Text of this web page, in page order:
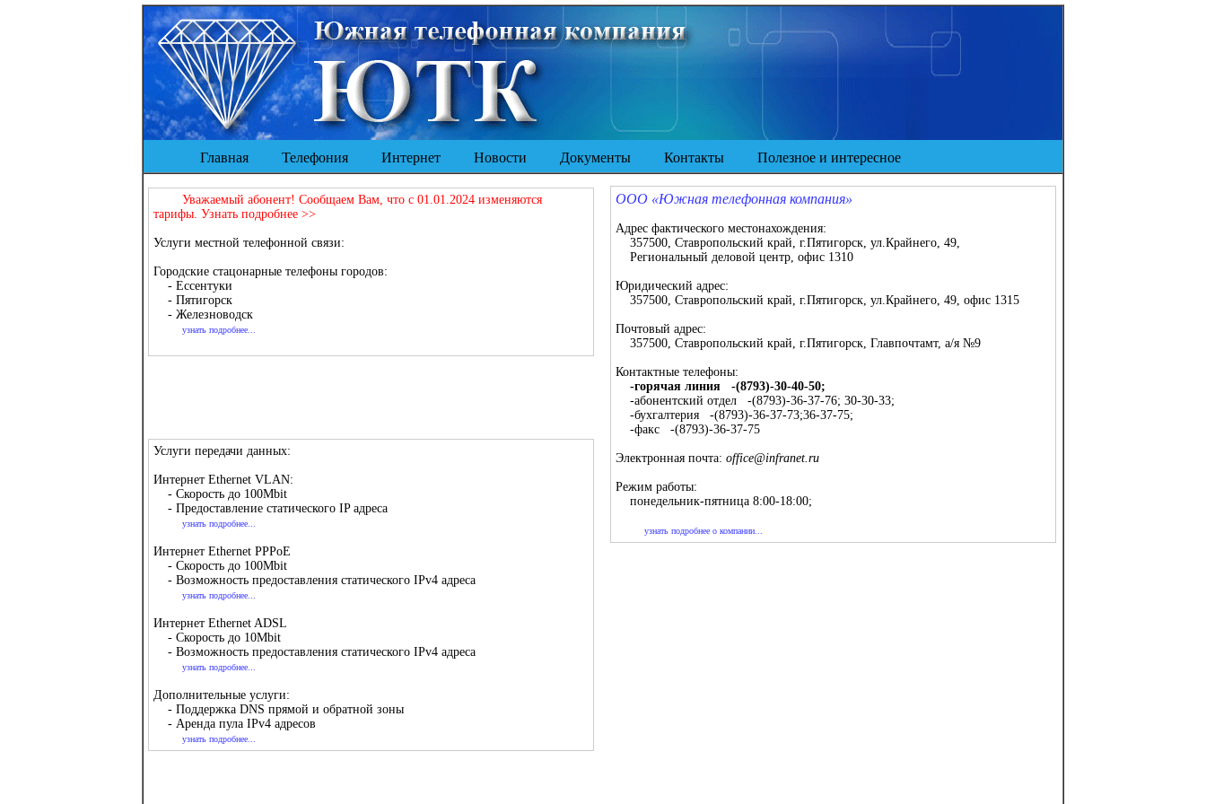
Главная Телефония Интернет Новости Документы Контакты Полезное и интересное
Уважаемый абонент! Сообщаем Вам, что с 01.01.2024 изменяются
тарифы. Узнать подробнее >>
Услуги местной телефонной связи:
Городские стацонарные телефоны городов:
- Ессентуки
- Пятигорск
- Железноводск
узнать подробнее...
Услуги передачи данных:
Интернет Ethernet VLAN:
- Скорость до 100Mbit
- Предоставление статического IP адреса
узнать подробнее...
Интернет Ethernet PPPoE
- Скорость до 100Mbit
- Возможность предоставления статического IPv4 адреса
узнать подробнее...
Интернет Ethernet ADSL
- Скорость до 10Mbit
- Возможность предоставления статического IPv4 адреса
узнать подробнее...
Дополнительные услуги:
- Поддержка DNS прямой и обратной зоны
- Аренда пула IPv4 адресов
узнать подробнее...
ООО «Южная телефонная компания»
Адрес фактического местонахождения:
357500, Ставропольский край, г.Пятигорск, ул.Крайнего, 49,
Региональный деловой центр, офис 1310
Юридический адрес:
357500, Ставропольский край, г.Пятигорск, ул.Крайнего, 49, офис 1315
Почтовый адрес:
357500, Ставропольский край, г.Пятигорск, Главпочтамт, а/я №9
Контактные телефоны:
-горячая линия -(8793)-30-40-50;
-абонентский отдел -(8793)-36-37-76; 30-30-33;
-бухгалтерия -(8793)-36-37-73;36-37-75;
-факс -(8793)-36-37-75
Электронная почта: office@infranet.ru
Режим работы:
понедельник-пятница 8:00-18:00;
узнать подробнее о компании...